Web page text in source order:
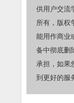
供用户交流
所有，版权
能用作商业
备中彻底删
承担，如果
到更好的服